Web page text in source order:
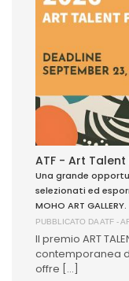
ATF - Art Talent
Una grande
selezionati ed
MOHO ART GALLERY.
PUBBLICATO DAATF -
Il premio ART
contemporanea
offre [...]